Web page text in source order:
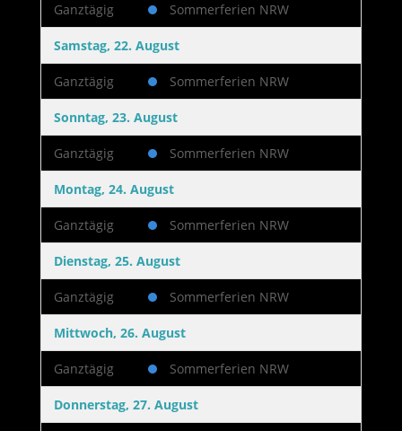
Ganztägig Sommerferien NRW
Samstag, 22. August
Ganztägig Sommerferien NRW
Sonntag, 23. August
Ganztägig Sommerferien NRW
Montag, 24. August
Ganztägig Sommerferien NRW
Dienstag, 25. August
Ganztägig Sommerferien NRW
Mittwoch, 26. August
Ganztägig Sommerferien NRW
Donnerstag, 27. August